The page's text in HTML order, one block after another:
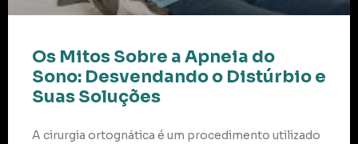
Os Mitos Sobre a Apneia do
Sono: Desvendando o Distúrbio e
Suas Soluções
A cirurgia ortognática é um procedimento utilizado